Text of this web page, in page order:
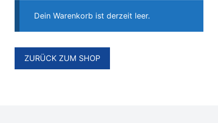
Dein Warenkorb ist derzeit leer.
ZURÜCK ZUM SHOP